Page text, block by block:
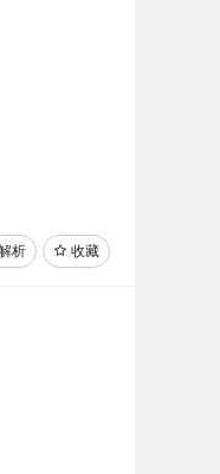
收藏
析